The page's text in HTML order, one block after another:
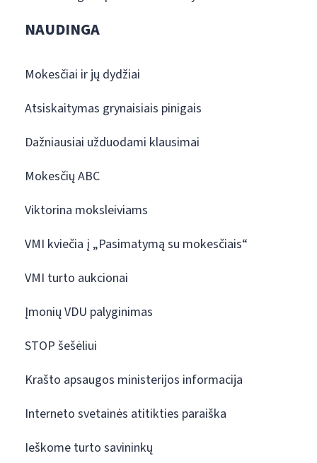
NAUDINGA
Mokesčiai ir jų dydžiai
Atsiskaitymas grynaisiais pinigais
Dažniausiai užduodami klausimai
Mokesčių ABC
Viktorina moksleiviams
VMI kviečia į „Pasimatymą su mokesčiais“
VMI turto aukcionai
Įmonių VDU palyginimas
STOP šešėliui
Krašto apsaugos ministerijos informacija
Interneto svetainės atitikties paraiška
Ieškome turto savininkų